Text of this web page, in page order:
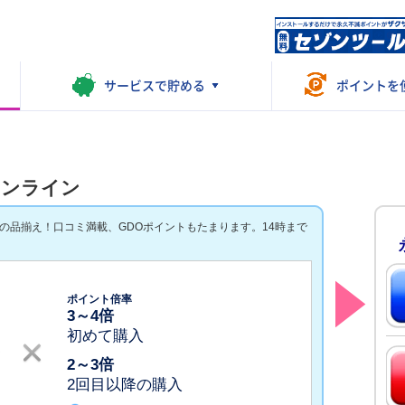
サービスで貯める ポイントを
ライン
品揃え！口コミ満載、GDOポイントもたまります。14時まで
ポイント倍率
3～4倍
初めて購入
2～3倍
2回目以降の購入